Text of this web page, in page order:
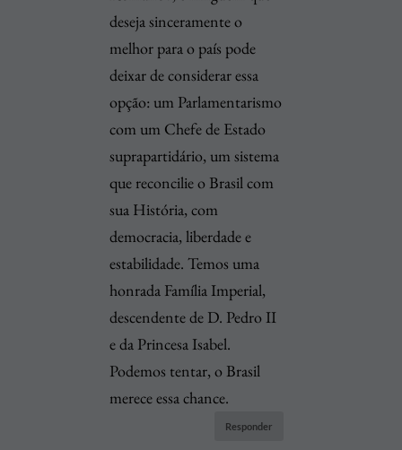
deseja sinceramente o
melhor para o país pode
deixar de considerar essa
opção: um Parlamentarismo
com um Chefe de Estado
suprapartidário, um sistema
que reconcilie o Brasil com
sua História, com
democracia, liberdade e
estabilidade. Temos uma
honrada Família Imperial,
descendente de D. Pedro II
e da Princesa Isabel.
Podemos tentar, o Brasil
merece essa chance.
Responder